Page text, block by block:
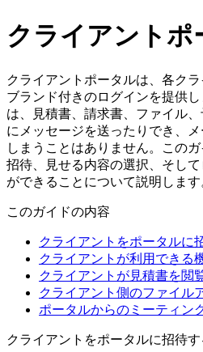
クライアントポ
クライアントポータルは、各ク
ブランド付きのログインを提供
は、見積書、請求書、ファイル
にメッセージを送ったりでき、
しまうことはありません。この
招待、見せる内容の選択、そし
ができることについて説明します
このガイドの内容
クライアントをポータルに
クライアントが利用できる
クライアントが見積書を閲
クライアント側のファイル
ポータルからのミーティン
クライアントをポータルに招待す